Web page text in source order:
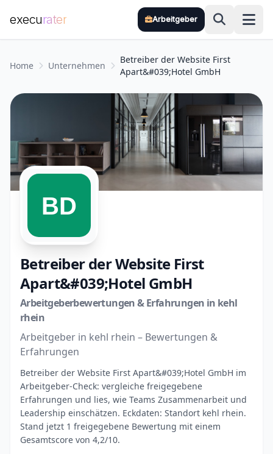
execurater Arbeitgeber
Home Unternehmen
Betreiber der Website First
Apart&#039;Hotel GmbH
Betreiber der Website First
Apart&#039;Hotel GmbH
Arbeitgeberbewertungen & Erfahrungen in kehl
rhein
Arbeitgeber in kehl rhein – Bewertungen &
Erfahrungen
Betreiber der Website First Apart&#039;Hotel GmbH im
Arbeitgeber-Check: vergleiche freigegebene
Erfahrungen und lies, wie Teams Zusammenarbeit und
Leadership einschätzen. Eckdaten: Standort kehl rhein.
Stand jetzt 1 freigegebene Bewertung mit einem
Gesamtscore von 4,2/10.